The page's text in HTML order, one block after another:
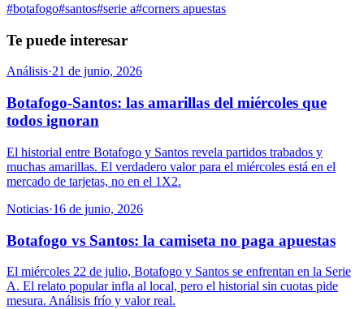
#botafogo#santos#serie a#corners apuestas
Te puede interesar
Análisis·21 de junio, 2026
Botafogo-Santos: las amarillas del miércoles que
todos ignoran
El historial entre Botafogo y Santos revela partidos trabados y
muchas amarillas. El verdadero valor para el miércoles está en el
mercado de tarjetas, no en el 1X2.
Noticias·16 de junio, 2026
Botafogo vs Santos: la camiseta no paga apuestas
El miércoles 22 de julio, Botafogo y Santos se enfrentan en la Serie
A. El relato popular infla al local, pero el historial sin cuotas pide
mesura. Análisis frío y valor real.